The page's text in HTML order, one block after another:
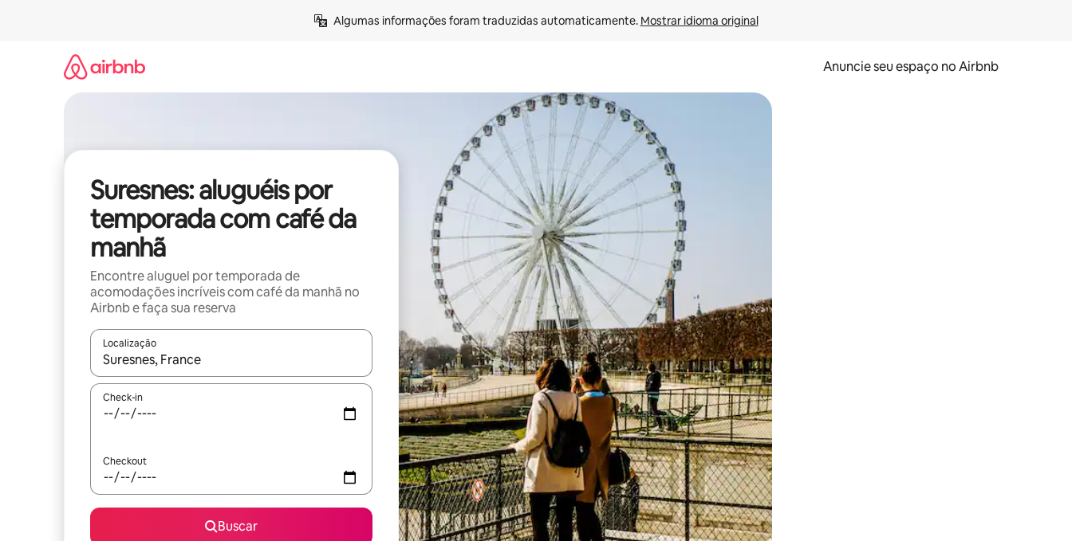
Algumas informações foram traduzidas automaticamente. Mostrar idioma original
Anuncie seu espaço no Airbnb
Suresnes: aluguéis por
temporada com café da
manhã
Encontre aluguel por temporada de
acomodações incríveis com café da manhã no
Airbnb e faça sua reserva
Localização
Quando os resultados estiverem disponíveis, explore-os usando as seta para cima e para baixo do teclado ou tocando e deslizando o dedo na tela.
Check-in
Checkout
Buscar